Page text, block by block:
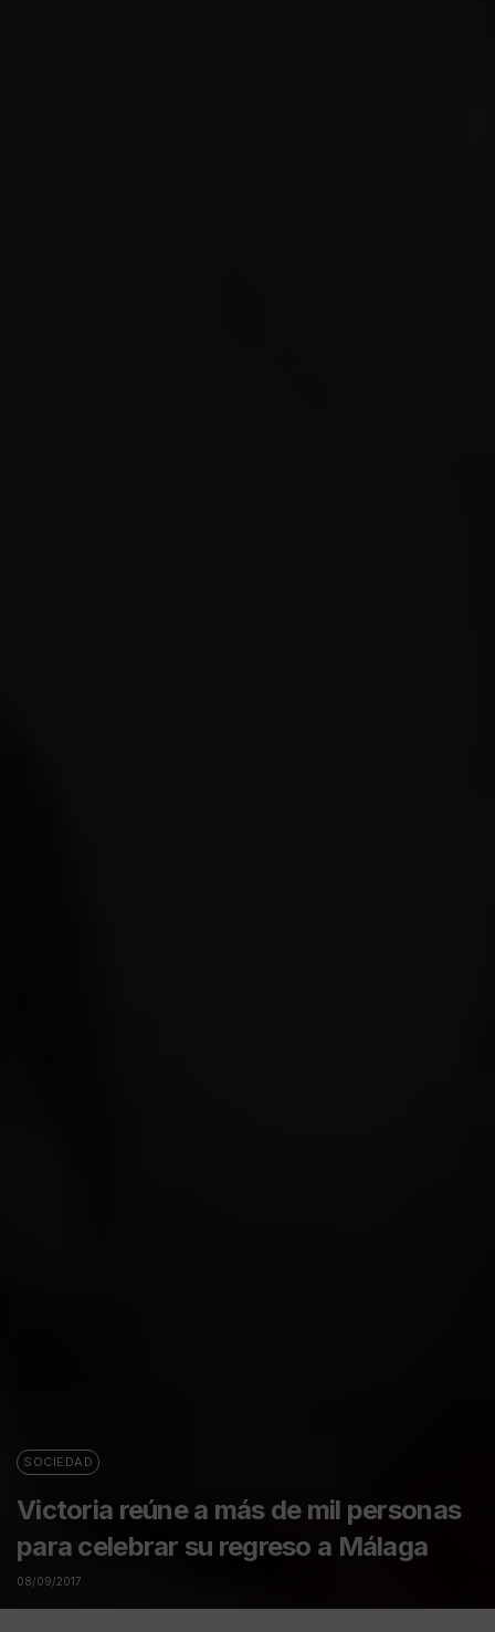
SOCIEDAD
Victoria reúne a más de mil personas
para celebrar su regreso a Málaga
08/09/2017